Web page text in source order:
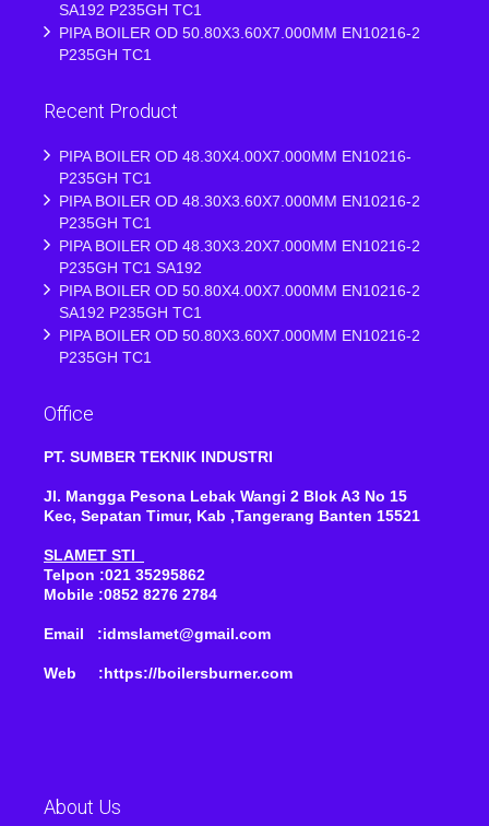
SA192 P235GH TC1
PIPA BOILER OD 50.80X3.60X7.000MM EN10216-2
P235GH TC1
Recent Product
PIPA BOILER OD 48.30X4.00X7.000MM EN10216-
P235GH TC1
PIPA BOILER OD 48.30X3.60X7.000MM EN10216-2
P235GH TC1
PIPA BOILER OD 48.30X3.20X7.000MM EN10216-2
P235GH TC1 SA192
PIPA BOILER OD 50.80X4.00X7.000MM EN10216-2
SA192 P235GH TC1
PIPA BOILER OD 50.80X3.60X7.000MM EN10216-2
P235GH TC1
Office
PT. SUMBER TEKNIK INDUSTRI
Jl. Mangga Pesona Lebak Wangi 2 Blok A3 No 15
Kec, Sepatan Timur, Kab ,Tangerang Banten 15521
SLAMET STI
Telpon :021 35295862
Mobile :0852 8276 2784
Email :idmslamet@gmail.com
Web :https://boilersburner.com
About Us